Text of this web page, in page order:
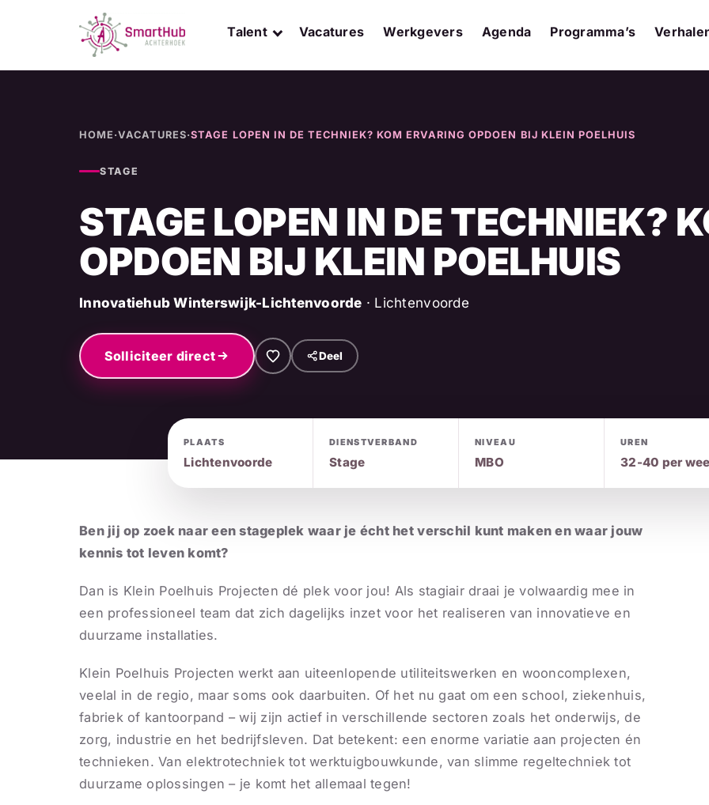
Talent Vacatures Werkgevers Agenda Programma’s
HOME ·VACATURES·STAGE LOPEN IN DE TECHNIEK? KOM ERVARING OPDOEN BIJ KLEIN POELHUIS
STAGE
STAGE LOPEN IN DE TECHNIEK?
OPDOEN BIJ KLEIN POELHUIS
Innovatiehub Winterswijk-Lichtenvoorde · Lichtenvoorde
Solliciteer direct Deel
PLAATS
Lichtenvoorde
DIENSTVERBAND
Stage
NIVEAU
MBO
UREN
32-40 per
Ben jij op zoek naar een stageplek waar je écht het verschil kunt maken en waar jouw
kennis tot leven komt?
Dan is Klein Poelhuis Projecten dé plek voor jou! Als stagiair draai je volwaardig mee in
een professioneel team dat zich dagelijks inzet voor het realiseren van innovatieve en
duurzame installaties.
Klein Poelhuis Projecten werkt aan uiteenlopende utiliteitswerken en wooncomplexen,
veelal in de regio, maar soms ook daarbuiten. Of het nu gaat om een school, ziekenhuis,
fabriek of kantoorpand – wij zijn actief in verschillende sectoren zoals het onderwijs, de
zorg, industrie en het bedrijfsleven. Dat betekent: een enorme variatie aan projecten én
technieken. Van elektrotechniek tot werktuigbouwkunde, van slimme regeltechniek tot
duurzame oplossingen – je komt het allemaal tegen!